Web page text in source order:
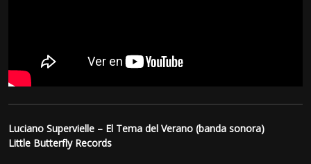
Luciano Supervielle – El Tema del Verano (banda sonora)
Little Butterfly Records